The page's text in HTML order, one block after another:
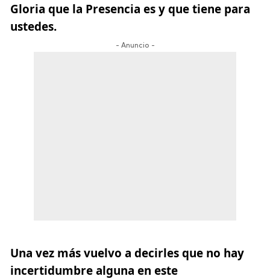
Gloria que la Presencia es y que tiene para
ustedes.
- Anuncio -
Una vez más vuelvo a decirles que no hay
incertidumbre alguna en este